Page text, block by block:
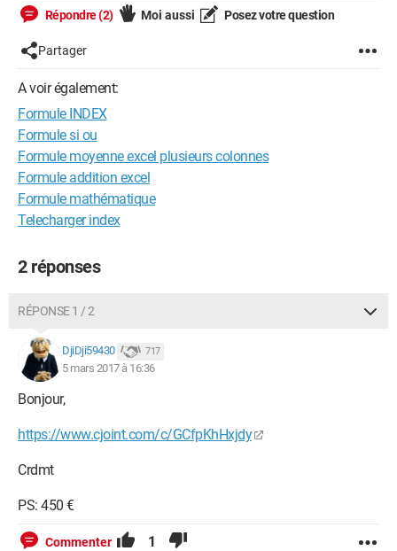
ils vont m'envoyer la page 2.
C'est la seule option, sinon on me demande 900euros lol. Et ils
me font une fleur, donc en gros "tu économistes, mais tu
trouves la formule, et nous on t'envoie le truc"
Je sais que la fonction INDEX, que je commence à peine à
maîtriser, permet de faire quelque chose comme ça. Un
conseil ?
merci :)
Répondre (2) Moi aussi Posez votre question
Partager
A voir également:
Formule INDEX
Formule si ou
Formule moyenne excel plusieurs colonnes
Formule addition excel
Formule mathématique
Telecharger index
2 réponses
RÉPONSE 1 / 2
DjiDji59430 717
5 mars 2017 à 16:36
Bonjour,
https://www.cjoint.com/c/GCfpKhHxjdy
Crdmt
PS: 450 €
Commenter 1